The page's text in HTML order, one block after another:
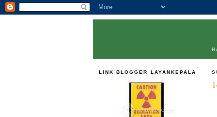
LINK BLOGGER LAYANKEPALA